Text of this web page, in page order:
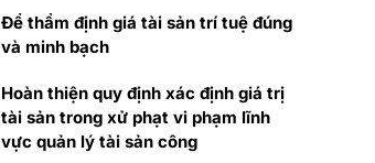
Để thẩm định giá tài sản trí tuệ đúng
và minh bạch
Hoàn thiện quy định xác định giá trị
tài sản trong xử phạt vi phạm lĩnh
vực quản lý tài sản công